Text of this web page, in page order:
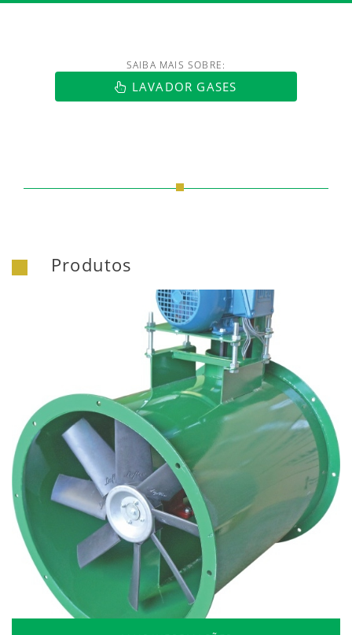
https://www.luftmaxi.com.br/
SAIBA MAIS SOBRE:
LAVADOR GASES
Produtos